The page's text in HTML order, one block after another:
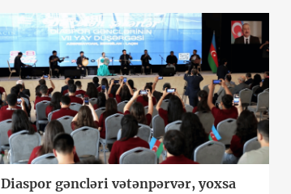
Diaspor gəncləri vətənpərvər, yoxsa